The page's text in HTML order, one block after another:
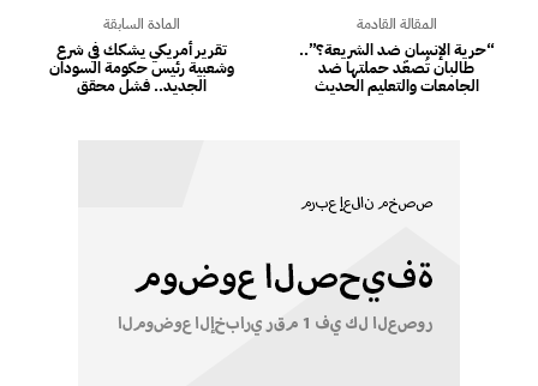
المادة السابقة
تقرير أمريكي يشكك في شرع
وشعبية رئيس حكومة السودان
الجديد.. فشل محقق
المقالة القادمة
“حرية الإنسان ضد الشريعة؟”..
طالبان تُصعّد حملتها ضد
الجامعات والتعليم الحديث